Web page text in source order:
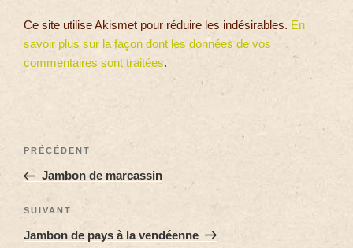
Ce site utilise Akismet pour réduire les indésirables. En
savoir plus sur la façon dont les données de vos
commentaires sont traitées.
PRÉCÉDENT
Jambon de marcassin
SUIVANT
Jambon de pays à la vendéenne